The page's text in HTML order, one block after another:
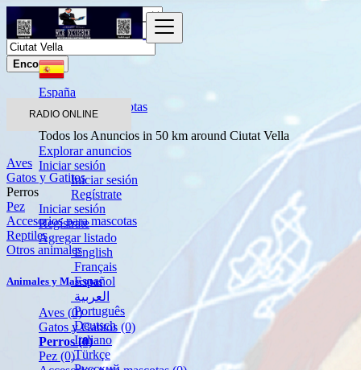
RADIO ONLINE
Explorar anuncios
Iniciar sesión
Iniciar sesión
Regístrate
Iniciar sesión
Regístrate
Agregar listado
English
Français
Español
العربية
Português
Deutsch
Italiano
Türkçe
Encontrar
España
Animales y Mascotas
Perros
Todos los Anuncios in 50 km around Ciutat Vella
Aves
Gatos y Gatitos
Perros
Pez
Accesorios para mascotas
Reptiles
Otros animales
Animales y Mascotas
Aves (0)
Gatos y Gatitos (0)
Perros(0)
Pez (0)